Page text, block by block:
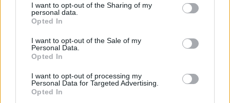
I want to opt-out of the Sharing of my
personal data.
Opted In
I want to opt-out of the Sale of my
Personal Data.
Opted In
I want to opt-out of processing my
Personal Data for Targeted Advertising.
Opted In
Pasak ministro, nors pirminė idėja ir
sprendimai kovai su kontrabandiniais
balionais, siekiama, kad būtų sukurtas
plačiau pritaikomas sprendimas oro erdvės
saugumui, įskaitant ir antidronines sistemas.